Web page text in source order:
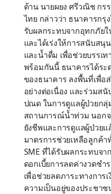
ด้าน นายผยง ศรีวณิช กร
ไทย กล่าวว่า ธนาคารก
รับผลกระทบจากอุทกภัย
และได้เร่งให้การสนับสนุ
และน้ำดื่ม เพื่อช่วยบรรเ
พร้อมกันนี้ ธนาคารได้ระ
ของธนาคาร ลงพื้นที่เพื่อ
อย่างต่อเนื่อง และร่วมส
ปณด ในการดูแลผู้ป่วยกลุ่
สถานการณ์น้ำท่วม นอก
ยังชีพและการดูแลผู้ป่วยแ
มาตรการช่วยเหลือลูกค้า
SME ที่ได้รับผลกระทบจ
ดอกเบี้ยการลดค่างวดช
เพื่อช่วยลดภาระทางกา
ความเป็นอยู่ของประชาช